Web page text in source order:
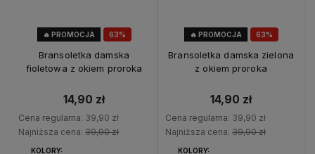
63%
🔥 PROMOCJA
Bransoletka damska
fioletowa z okiem proroka
14,90 zł
Cena regularna: 39,90 zł
Najniższa cena: 39,90 zł
KOLORY:
63%
🔥 PROMOCJA
Bransoletka damska zielona
z okiem proroka
14,90 zł
Cena regularna: 39,90 zł
Najniższa cena: 39,90 zł
KOLORY: